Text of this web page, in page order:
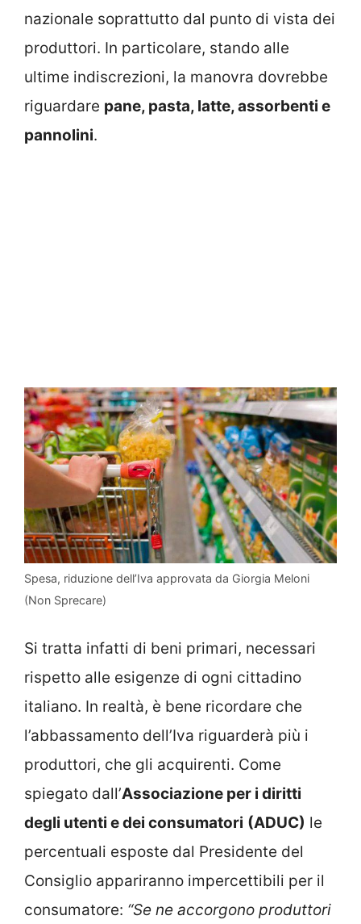
nazionale soprattutto dal punto di vista dei
produttori. In particolare, stando alle
ultime indiscrezioni, la manovra dovrebbe
riguardare pane, pasta, latte, assorbenti e
pannolini.
Spesa, riduzione dell’Iva approvata da Giorgia Meloni
(Non Sprecare)
Si tratta infatti di beni primari, necessari
rispetto alle esigenze di ogni cittadino
italiano. In realtà, è bene ricordare che
l’abbassamento dell’Iva riguarderà più i
produttori, che gli acquirenti. Come
spiegato dall’Associazione per i diritti
degli utenti e dei consumatori (ADUC) le
percentuali esposte dal Presidente del
Consiglio appariranno impercettibili per il
consumatore: “Se ne accorgono produttori